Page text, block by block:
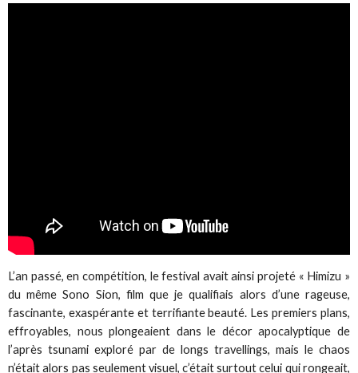
L’an passé, en compétition, le festival avait ainsi projeté « Himizu »
du même Sono Sion, film que je qualifiais alors d’une rageuse,
fascinante, exaspérante et terrifiante beauté. Les premiers plans,
effroyables, nous plongeaient dans le décor apocalyptique de
l’après tsunami exploré par de longs travellings, mais le chaos
n’était alors pas seulement visuel, c’était surtout celui qui rongeait,